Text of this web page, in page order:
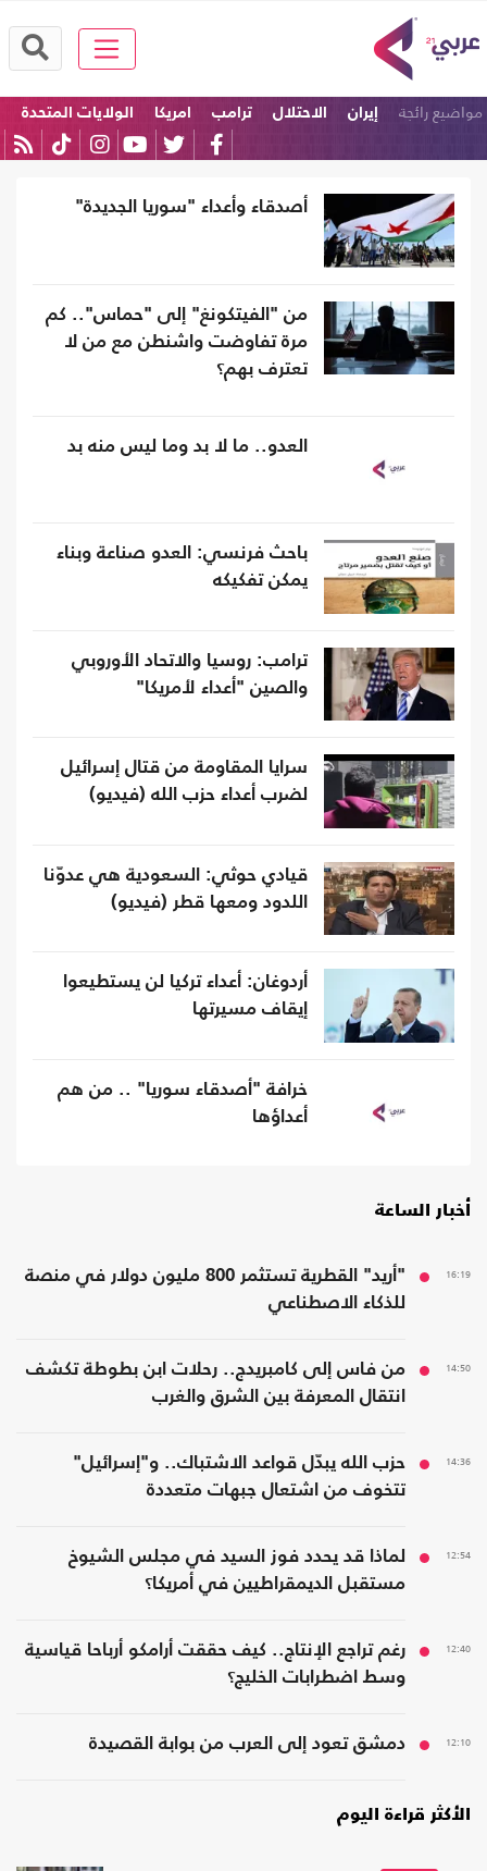
مواضيع رائجة إيران الاحتلال ترامب امريكا
الولايات المتحدة
أصدقاء وأعداء "سوريا الجديدة"
من "الفيتكونغ" إلى "حماس".. كم
مرة تفاوضت واشنطن مع من لا
تعترف بهم؟
العدو.. ما لا بد وما ليس منه بد
باحث فرنسي: العدو صناعة وبناء
يمكن تفكيكه
ترامب: روسيا والاتحاد الأوروبي
والصين "أعداء لأمريكا"
سرايا المقاومة من قتال إسرائيل
لضرب أعداء حزب الله (فيديو)
قيادي حوثي: السعودية هي عدوّنا
اللدود ومعها قطر (فيديو)
أردوغان: أعداء تركيا لن يستطيعوا
إيقاف مسيرتها
خرافة "أصدقاء سوريا" .. من هم
أعداؤها
أخبار الساعة
16:19
"أريد" القطرية تستثمر 800 مليون دولار في منصة
للذكاء الاصطناعي
14:50
من فاس إلى كامبريدج.. رحلات ابن بطوطة تكشف
انتقال المعرفة بين الشرق والغرب
14:36
حزب الله يبدّل قواعد الاشتباك.. و"إسرائيل"
تتخوف من اشتعال جبهات متعددة
12:54
لماذا قد يحدد فوز السيد في مجلس الشيوخ
مستقبل الديمقراطيين في أمريكا؟
12:40
رغم تراجع الإنتاج.. كيف حققت أرامكو أرباحا قياسية
وسط اضطرابات الخليج؟
12:10 دمشق تعود إلى العرب من بوابة القصيدة
الأكثر قراءة اليوم